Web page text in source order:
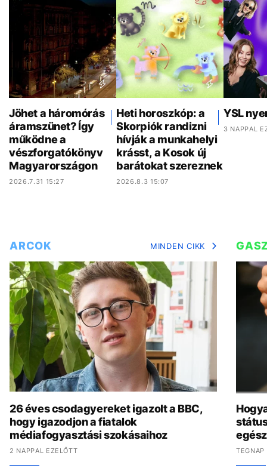
Jöhet a háromórás
áramszünet? Így
működne a
vészforgatókönyv
Magyarországon
2026.7.31 15:27
Heti horoszkóp: a
Skorpiók randizni
hívják a munkahelyi
krásst, a Kosok új
barátokat szereznek
2026.8.3 15:07
YSL
3 NAPPAL
ARCOK MINDEN CIKK
26 éves csodagyereket igazolt a BBC,
hogy igazodjon a fiatalok
médiafogyasztási szokásaihoz
2 NAPPAL EZELŐTT